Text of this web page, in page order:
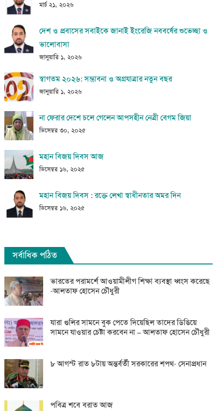
মার্চ ২১, ২০২৬
দেশ ও প্রবাসের সবাইকে জানাই ইংরেজি নববর্ষের শুভেচ্ছা ও
ভালোবাসা
জানুয়ারি ১, ২০২৬
স্বাগতম ২০২৬: সম্ভাবনা ও অগ্রযাত্রার নতুন বছর
জানুয়ারি ১, ২০২৬
না ফেরার দেশে চলে গেলেন আপসহীন নেত্রী বেগম জিয়া
ডিসেম্বর ৩০, ২০২৫
মহান বিজয় দিবস আজ
ডিসেম্বর ১৬, ২০২৫
মহান বিজয় দিবস : রক্তে লেখা স্বাধীনতার অমর দিন
ডিসেম্বর ১৬, ২০২৫
সর্বাধিক পঠিত
ভারতের পরামর্শে আওয়ামীলীগ শিক্ষা ব্যবস্থা ধ্বংস করেছে
-আলতাফ হোসেন চৌধুরী
যারা গুলির সামনে বুক পেতে দিয়েছিল তাদের ডিঙিয়ে
সামনে যাওয়ার চেষ্টা করবেন না – আলতাফ হোসেন চৌধুরী
৮ আগস্ট রাত ৮টায় অন্তর্বর্তী সরকারের শপথ- সেনাপ্রধান
পবিত্র শবে বরাত আজ